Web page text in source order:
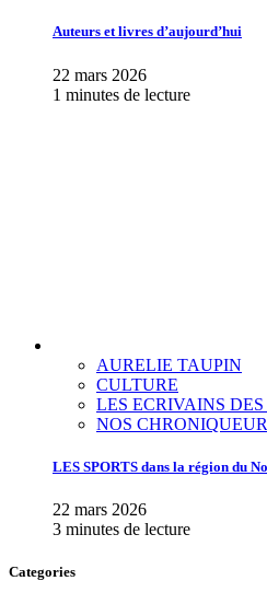
Auteurs et livres d’aujourd’hui
22 mars 2026
1 minutes de lecture
AURELIE TAUPIN
CULTURE
LES ECRIVAINS
NOS
LES SPORTS dans la région du
22 mars 2026
3 minutes de lecture
Categories